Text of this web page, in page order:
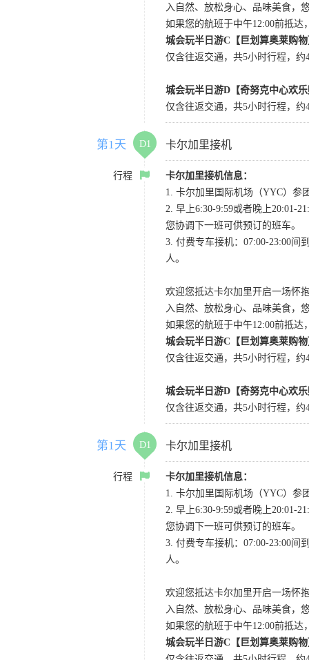
入自然、放松身心、品味美食，
如果您的航班于中午12:00前抵
城会玩半日游C【巨划算奥莱购
仅含往返交通，共5小时行程，
城会玩半日游D【奇努克中心欢
仅含往返交通，共5小时行程，
第1天 D1 卡尔加里接机
行程
卡尔加里接机信息：
1. 卡尔加里国际机场（YYC）参
2. 早上6:30-9:59或者晚上20:01-
您协调下一班可供预订的班车。
3. 付费专车接机：07:00-23:00间
人。
欢迎您抵达卡尔加里开启一场怀
入自然、放松身心、品味美食，
如果您的航班于中午12:00前抵
城会玩半日游C【巨划算奥莱购
仅含往返交通，共5小时行程，
城会玩半日游D【奇努克中心欢
仅含往返交通，共5小时行程，
第1天 D1 卡尔加里接机
行程
卡尔加里接机信息：
1. 卡尔加里国际机场（YYC）参
2. 早上6:30-9:59或者晚上20:01-
您协调下一班可供预订的班车。
3. 付费专车接机：07:00-23:00间
人。
欢迎您抵达卡尔加里开启一场怀
入自然、放松身心、品味美食，
如果您的航班于中午12:00前抵
城会玩半日游C【巨划算奥莱购